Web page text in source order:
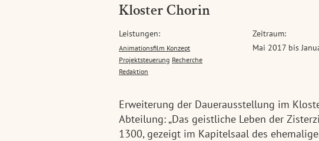
Kloster Chorin
Leistungen:
Animationsfilm Konzept
Projektsteuerung Recherche
Redaktion
Zeitraum:
Mai 2017 bis
Erweiterung der Dauerausstellung im
Abteilung: „Das geistliche Leben der
1300, gezeigt im Kapitelsaal des